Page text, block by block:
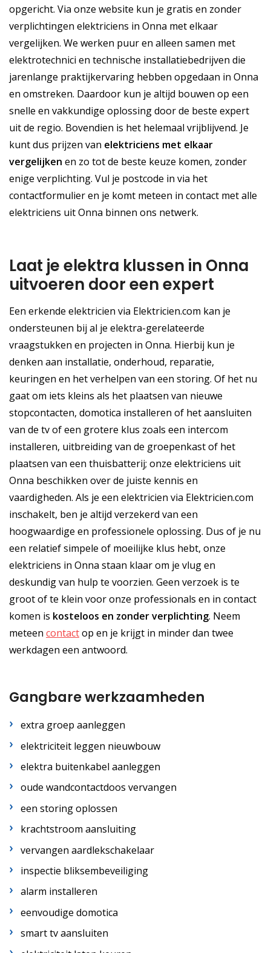
opgericht. Via onze website kun je gratis en zonder
verplichtingen elektriciens in Onna met elkaar
vergelijken. We werken puur en alleen samen met
elektrotechnici en technische installatiebedrijven die
jarenlange praktijkervaring hebben opgedaan in Onna
en omstreken. Daardoor kun je altijd bouwen op een
snelle en vakkundige oplossing door de beste expert
uit de regio. Bovendien is het helemaal vrijblijvend. Je
kunt dus prijzen van elektriciens met elkaar
vergelijken en zo tot de beste keuze komen, zonder
enige verplichting. Vul je postcode in via het
contactformulier en je komt meteen in contact met alle
elektriciens uit Onna binnen ons netwerk.
Laat je elektra klussen in Onna
uitvoeren door een expert
Een erkende elektricien via Elektricien.com kan je
ondersteunen bij al je elektra-gerelateerde
vraagstukken en projecten in Onna. Hierbij kun je
denken aan installatie, onderhoud, reparatie,
keuringen en het verhelpen van een storing. Of het nu
gaat om iets kleins als het plaatsen van nieuwe
stopcontacten, domotica installeren of het aansluiten
van de tv of een grotere klus zoals een intercom
installeren, uitbreiding van de groepenkast of het
plaatsen van een thuisbatterij; onze elektriciens uit
Onna beschikken over de juiste kennis en
vaardigheden. Als je een elektricien via Elektricien.com
inschakelt, ben je altijd verzekerd van een
hoogwaardige en professionele oplossing. Dus of je nu
een relatief simpele of moeilijke klus hebt, onze
elektriciens in Onna staan klaar om je vlug en
deskundig van hulp te voorzien. Geen verzoek is te
groot of te klein voor onze professionals en in contact
komen is kosteloos en zonder verplichting. Neem
meteen contactop en je krijgt in minder dan twee
werkdagen een antwoord.
Gangbare werkzaamheden
extra groep aanleggen
elektriciteit leggen nieuwbouw
elektra buitenkabel aanleggen
oude wandcontactdoos vervangen
een storing oplossen
krachtstroom aansluiting
vervangen aardlekschakelaar
inspectie bliksembeveiliging
alarm installeren
eenvoudige domotica
smart tv aansluiten